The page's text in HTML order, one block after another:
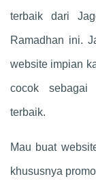
terbaik dari
Ramadhan ini.
website impian
cocok sebagai
terbaik.
Mau buat
khususnya